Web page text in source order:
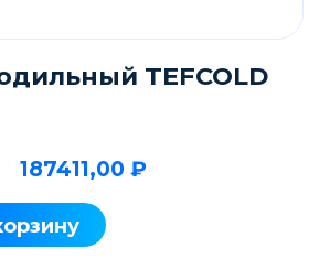
TEFCOLD
187411,00 ₽